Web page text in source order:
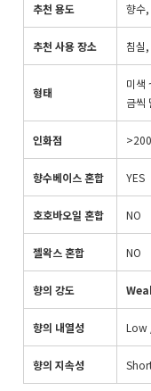
추천 용도 향수
추천 사용 장소 침실
형태
미색
금씩
인화점
향수베이스 혼합 YES
호호바오일 혼합 NO
젤왁스 혼합 NO
향의 강도
향의 내열성 Low
향의 지속성